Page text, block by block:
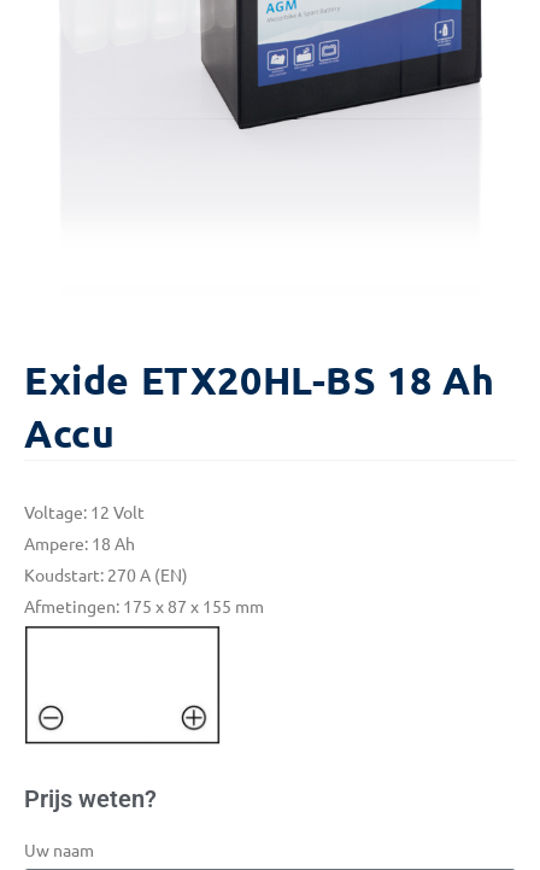
Exide ETX20HL-BS 18 Ah
Accu
Voltage: 12 Volt
Ampere: 18 Ah
Koudstart: 270 A (EN)
Afmetingen: 175 x 87 x 155 mm
Prijs weten?
Uw naam